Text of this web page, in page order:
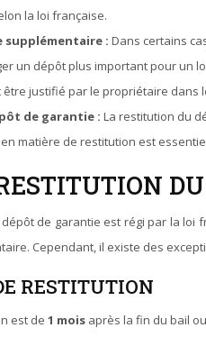
la loi française.
supplémentaire : Dans certains
un dépôt plus important pour un
justifié par le propriétaire dans
de garantie : La restitution du
matière de restitution est
de garantie est régi par la loi
Cependant, il existe des
RESTITUTION
est de 1 mois après la fin du bail